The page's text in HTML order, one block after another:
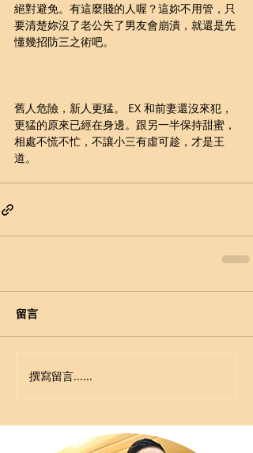
絕對避免。有這麼賤的人喔？這妳不用管，只
要清楚妳沒了老公失了男友會崩潰，就還是先
懂幾招防三之術吧。
舊人危險，新人更猛。 EX 和前妻還沒來犯，
更猛的原來已經在身邊。跟另一半保持甜蜜，
相處不慌不忙，不讓小三有虛可趁，才是王
道。
留言
撰寫留言......